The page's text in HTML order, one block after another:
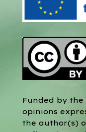
Funded by the
opinions
the author(s)